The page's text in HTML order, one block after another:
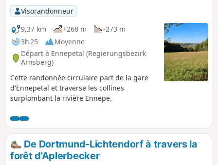
Visorandonneur
9,37 km
+268 m
-273 m
3h 25
Moyenne
Départ à Ennepetal (Regierungsbezirk
Arnsberg)
Cette randonnée circulaire part de la gare
d'Ennepetal et traverse les collines
surplombant la rivière Ennepe.
De Dortmund-Lichtendorf à travers la
forêt d'Aplerbecker